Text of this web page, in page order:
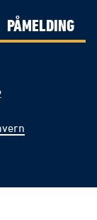
PÅMELDING